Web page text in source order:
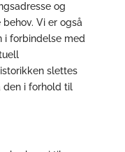
og
Vi er også
i forbindelse med
slettes
den i forhold til